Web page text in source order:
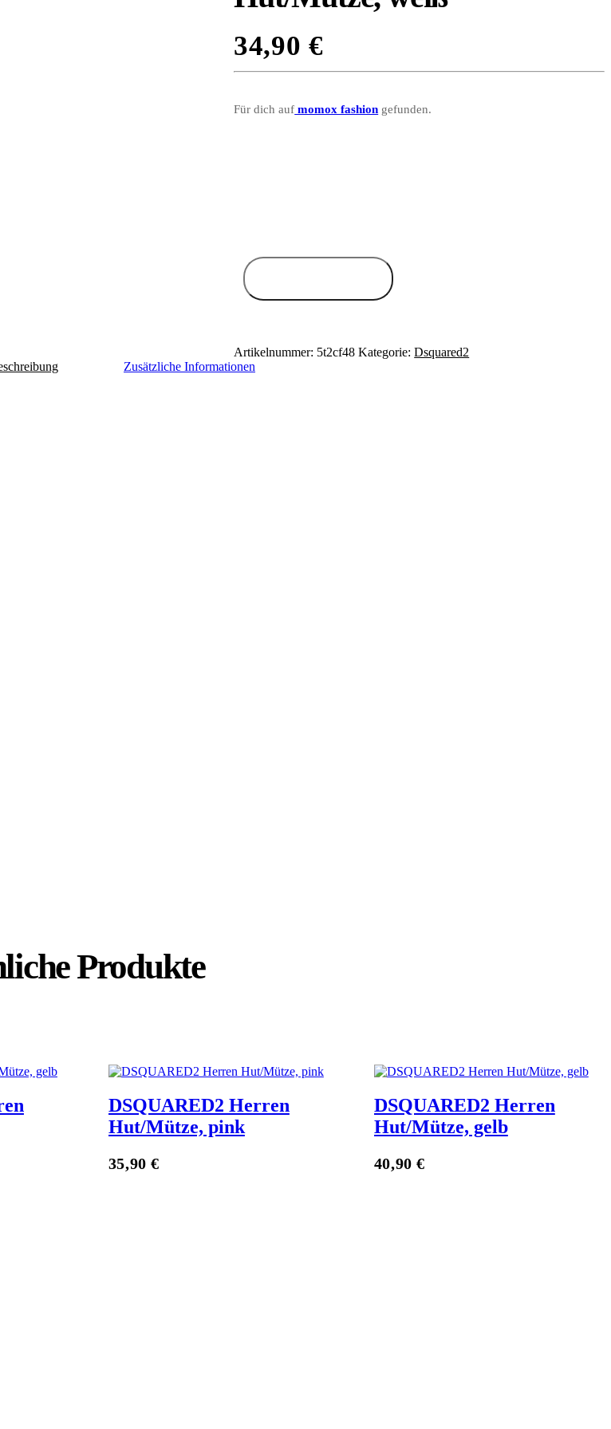
34,90 €
Für dich auf momox fashion gefunden.
Artikelnummer: 5t2cf48 Kategorie:Dsquared2
Zusätzliche Informationen
Produkte
DSQUARED2 Herren
Hut/Mütze, pink
35,90€
DSQUARED2 Herren
Hut/Mütze, gelb
40,90€